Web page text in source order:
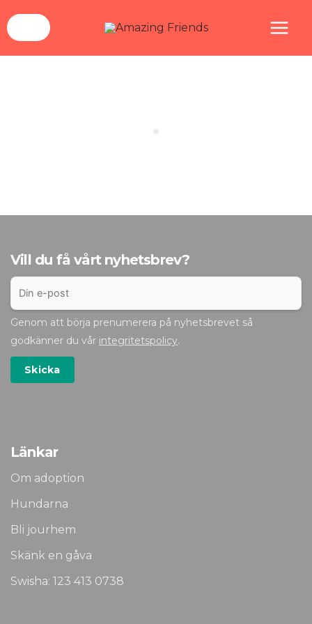
till
Hem Transportformulär
Länkar
Om adoption
Hundarna
Bli jourhem
Skänk en gåva
Swisha: 123 413 0738
Vill du få vårt nyhetsbrev?
Genom att börja prenumerera på nyhetsbrevet så
godkänner du vår integritetspolicy.